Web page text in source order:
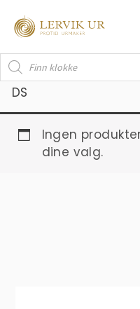
rett
innholdet
Products
search
DS
Ingen
dine valg.